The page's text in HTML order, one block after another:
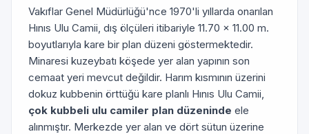
Vakıflar Genel Müdürlüğü'nce 1970'li yıllarda ona­rılan
Hınıs Ulu Camii, dış ölçüleri itibariyle 11.70 x 11.00 m.
boyutlarıyla kare bir plan düzeni göstermek­tedir.
Minaresi kuzeybatı köşede yer alan yapının son
cemaat yeri mevcut değildir. Harım kısmının üzerini
dokuz kubbenin örttüğü kare planlı Hınıs Ulu Camii,
çok kubbeli ulu camiler plan düzeninde ele
alınmıştır. Mer­kezde yer alan ve dört sütun üzerine